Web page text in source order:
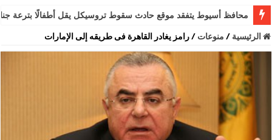
محافظ أسيوط يتفقد موقع حادث سقوط تروسيكل يقل أطفالًا بترعة
الرئيسية / منوعات /رامز يغادر القاهرة فى طريقه إلى الإمارات